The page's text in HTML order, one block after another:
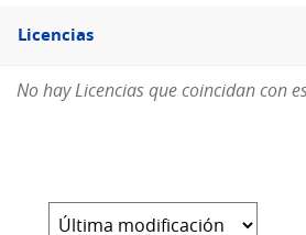
Filtro
Licencias
Licencias
No hay Licencias que coincidan con